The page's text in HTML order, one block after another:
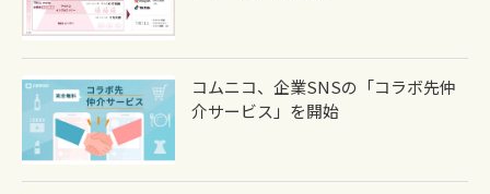
コムニコ、企業SNSの「コラボ先仲
介サービス」を開始